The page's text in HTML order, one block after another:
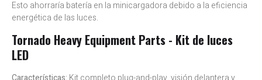
Esto ahorraría batería en la minicargadora debido a la eficiencia
energética de las luces.
Tornado Heavy Equipment Parts - Kit de luces
LED